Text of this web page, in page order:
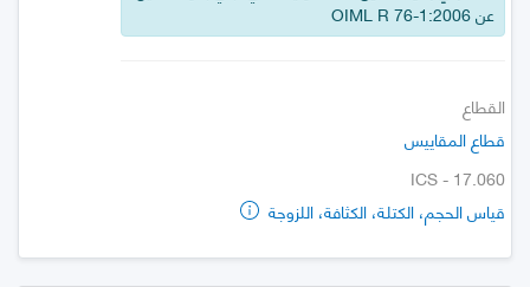
عن OIML R 76-1:2006
القطاع
قطاع المقاييس
ICS - 17.060
قياس الحجم، الكتلة، الكثافة، اللزوجة